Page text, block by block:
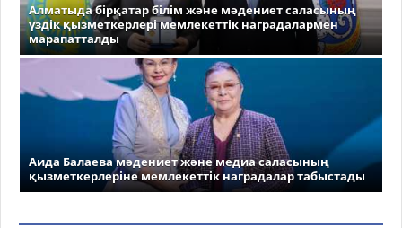
Алматыда бірқатар білім және мәдениет саласының
үздік қызметкерлері мемлекеттік наградалармен
марапатталды
Аида Балаева мәдениет және медиа саласының
қызметкерлеріне мемлекеттік наградалар табыстады